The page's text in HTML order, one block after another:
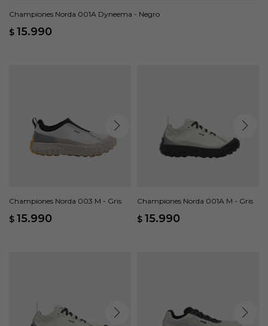
Championes Norda 001A Dyneema - Negro
$ 15.990
Championes Norda 003 M - Gris
$ 15.990
Championes Norda 001A M - Gris
$ 15.990